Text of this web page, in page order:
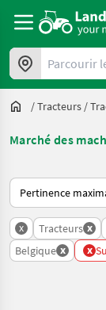
Parcourir les
/Tracteurs /
Marché des
Voici comment
x Tracteurs x
Belgique x x